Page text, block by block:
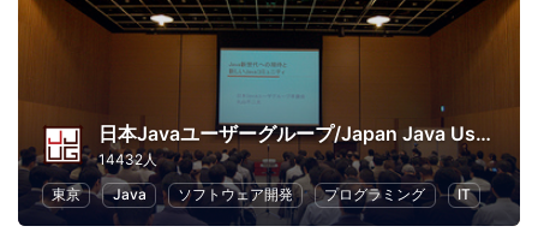
日本Javaユーザーグループ/Japan Java User Group
14432人
東京
Java ソフトウェア開発 プログラミング IT